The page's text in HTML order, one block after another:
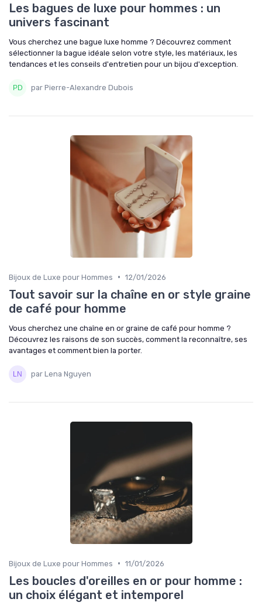
Les bagues de luxe pour hommes : un
univers fascinant
Vous cherchez une bague luxe homme ? Découvrez comment
sélectionner la bague idéale selon votre style, les matériaux, les
tendances et les conseils d'entretien pour un bijou d'exception.
par Pierre-Alexandre Dubois
Bijoux de Luxe pour Hommes • 12/01/2026
Tout savoir sur la chaîne en or style graine
de café pour homme
Vous cherchez une chaîne en or graine de café pour homme ?
Découvrez les raisons de son succès, comment la reconnaître, ses
avantages et comment bien la porter.
par Lena Nguyen
Bijoux de Luxe pour Hommes • 11/01/2026
Les boucles d'oreilles en or pour homme :
un choix élégant et intemporel